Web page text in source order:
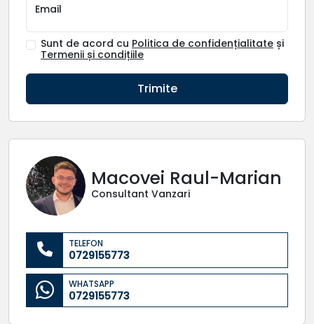
Email
Sunt de acord cu Politica de confidențialitate și
Termenii și condițiile
Trimite
Macovei Raul-Marian
Consultant Vanzari
TELEFON
0729155773
WHATSAPP
0729155773